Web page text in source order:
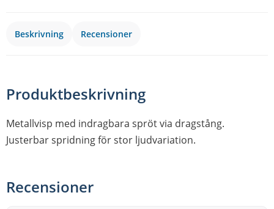
Beskrivning Recensioner
Produktbeskrivning
Metallvisp med indragbara spröt via dragstång.
Justerbar spridning för stor ljudvariation.
Recensioner